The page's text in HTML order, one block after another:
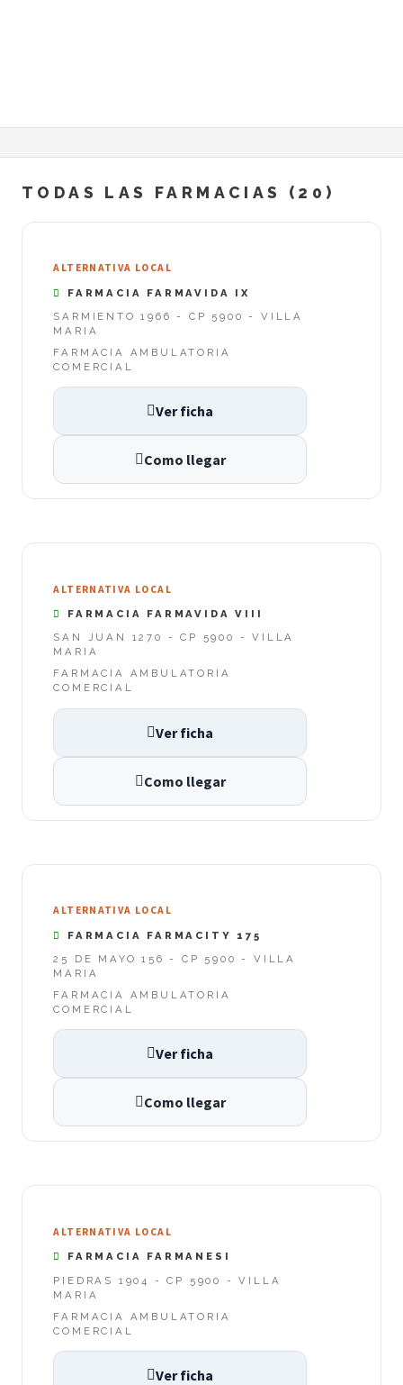
TODAS LAS FARMACIAS (20)
ALTERNATIVA LOCAL
FARMACIA FARMAVIDA IX
SARMIENTO 1966 - CP 5900 - VILLA
MARIA
FARMACIA AMBULATORIA
COMERCIAL
Ver ficha
Como llegar
ALTERNATIVA LOCAL
FARMACIA FARMAVIDA VIII
SAN JUAN 1270 - CP 5900 - VILLA
MARIA
FARMACIA AMBULATORIA
COMERCIAL
Ver ficha
Como llegar
ALTERNATIVA LOCAL
FARMACIA FARMACITY 175
25 DE MAYO 156 - CP 5900 - VILLA
MARIA
FARMACIA AMBULATORIA
COMERCIAL
Ver ficha
Como llegar
ALTERNATIVA LOCAL
FARMACIA FARMANESI
PIEDRAS 1904 - CP 5900 - VILLA
MARIA
FARMACIA AMBULATORIA
COMERCIAL
Ver ficha